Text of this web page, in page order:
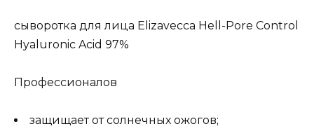
сыворотка для лица Elizavecca Hell-Pore Control
Hyaluronic Acid 97%
Профессионалов
защищает от солнечных ожогов;